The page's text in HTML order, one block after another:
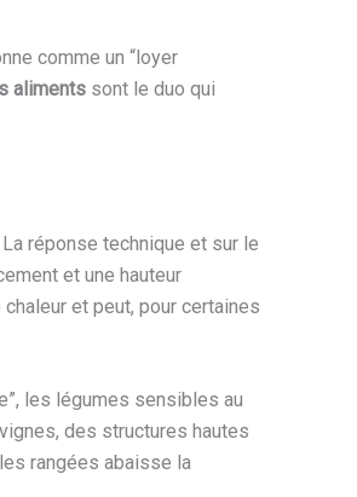
comme un “loyer
aliments sont le duo qui
réponse technique et sur le
et une hauteur
et peut, pour certaines
les légumes sensibles au
des structures hautes
rangées abaisse la